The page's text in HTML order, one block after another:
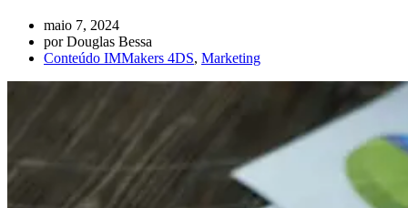
maio 7, 2024
porDouglas Bessa
Conteúdo IMMakers 4DS, Marketing